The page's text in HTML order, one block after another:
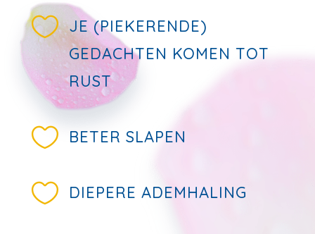
 JE (PIEKERENDE)
GEDACHTEN KOMEN TOT
RUST
 BETER SLAPEN
 DIEPERE ADEMHALING